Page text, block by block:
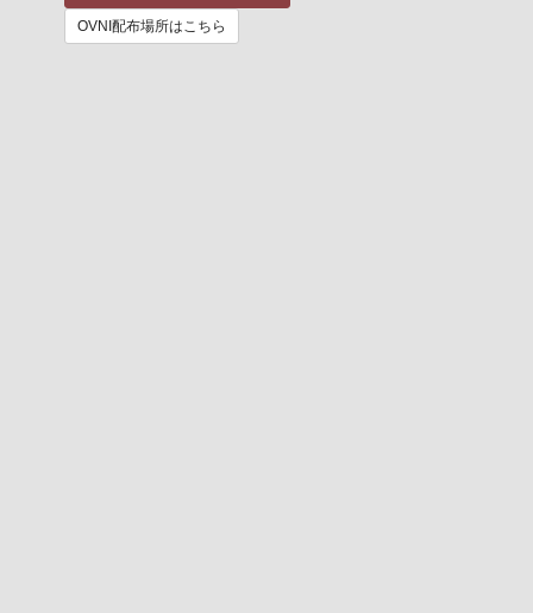
OVNI配布場所はこちら